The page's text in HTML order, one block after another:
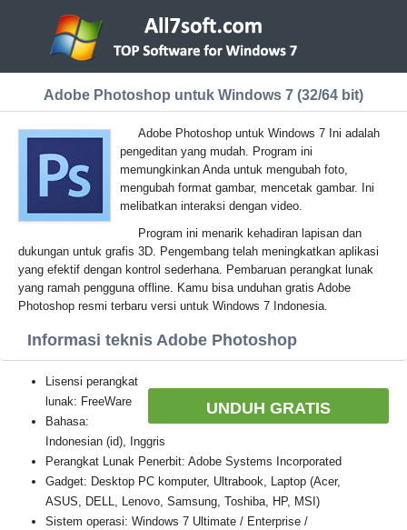
Adobe Photoshop untuk Windows 7 (32/64 bit)
Adobe Photoshop untuk Windows 7 Ini adalah
pengeditan yang mudah. Program ini
memungkinkan Anda untuk mengubah foto,
mengubah format gambar, mencetak gambar. Ini
melibatkan interaksi dengan video.
Program ini menarik kehadiran lapisan dan
dukungan untuk grafis 3D. Pengembang telah meningkatkan aplikasi
yang efektif dengan kontrol sederhana. Pembaruan perangkat lunak
yang ramah pengguna offline. Kamu bisa unduhan gratis Adobe
Photoshop resmi terbaru versi untuk Windows 7 Indonesia.
Informasi teknis Adobe Photoshop
UNDUH GRATIS
Lisensi perangkat
lunak: FreeWare
Bahasa:
Indonesian (id), Inggris
Perangkat Lunak Penerbit: Adobe Systems Incorporated
Gadget: Desktop PC komputer, Ultrabook, Laptop (Acer,
ASUS, DELL, Lenovo, Samsung, Toshiba, HP, MSI)
Sistem operasi: Windows 7 Ultimate / Enterprise /